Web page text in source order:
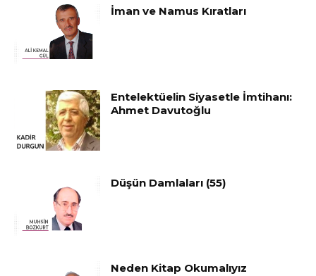
İman ve Namus Kıratları
Entelektüelin Siyasetle İmtihanı:
Ahmet Davutoğlu
Düşün Damlaları (55)
Neden Kitap Okumalıyız